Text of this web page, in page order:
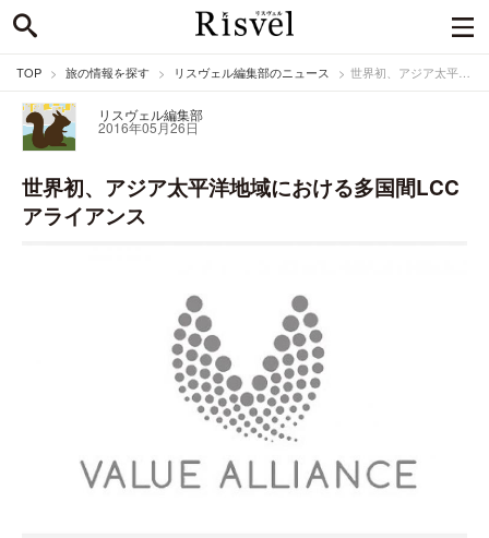
TOP 旅の情報を探す リスヴェル編集部のニュース 世界初、アジア太平洋地域における多国間LCCアライアンス
リスヴェル編集部
2016年05月26日
世界初、アジア太平洋地域における多国間LCC
アライアンス